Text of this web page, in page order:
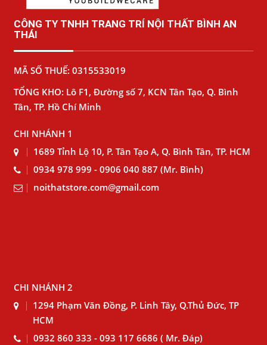
CÔNG TY TNHH TRANG TRÍ NỘI THẤT BÌNH AN
THÁI
MÃ SỐ THUẾ: 0315533019
TỔNG KHO: Lô F1, Đường số 7, KCN Tân Tạo, Q. Bình
Tân, TP. Hồ Chí Minh
CHI NHÁNH 1
1689 Tỉnh Lộ 10, P. Tân Tạo A, Q. Bình Tân, TP. HCM
0934 978 999 - 0906 040 887 (Mr. Bình)
noithatstore.com@gmail.com
CHI NHÁNH 2
1294 Phạm Văn Đồng, P. Linh Tây, Q.Thủ Đức, TP
HCM
0932 860 333 - 093 117 6686 ( Mr. Đáp)